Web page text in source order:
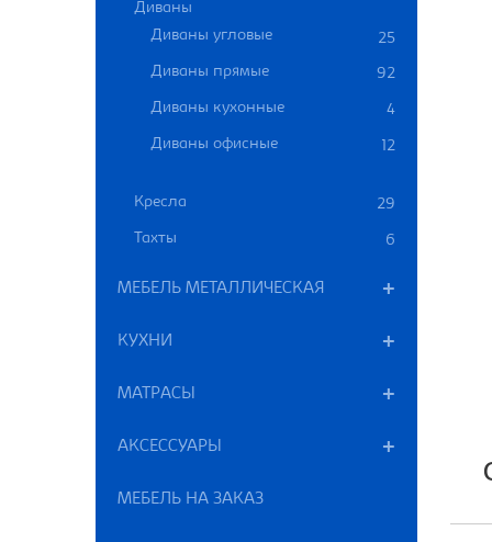
Диваны
Диваны угловые
25
Диваны прямые
92
Диваны кухонные 4
Диваны офисные 12
Кресла 29
Тахты 6
МЕБЕЛЬ МЕТАЛЛИЧЕСКАЯ
КУХНИ
МАТРАСЫ
АКСЕССУАРЫ
МЕБЕЛЬ НА ЗАКАЗ